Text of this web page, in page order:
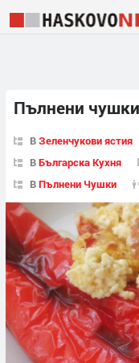
Пълнени
ВЗеленчукови ястия
ВБългарска Кухня
ВПълнени Чушки